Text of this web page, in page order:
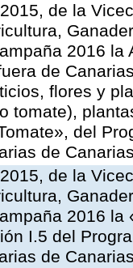
de la
2016 la
de
flores y
tomate),
del
de
de la
2016
I.5 del
de